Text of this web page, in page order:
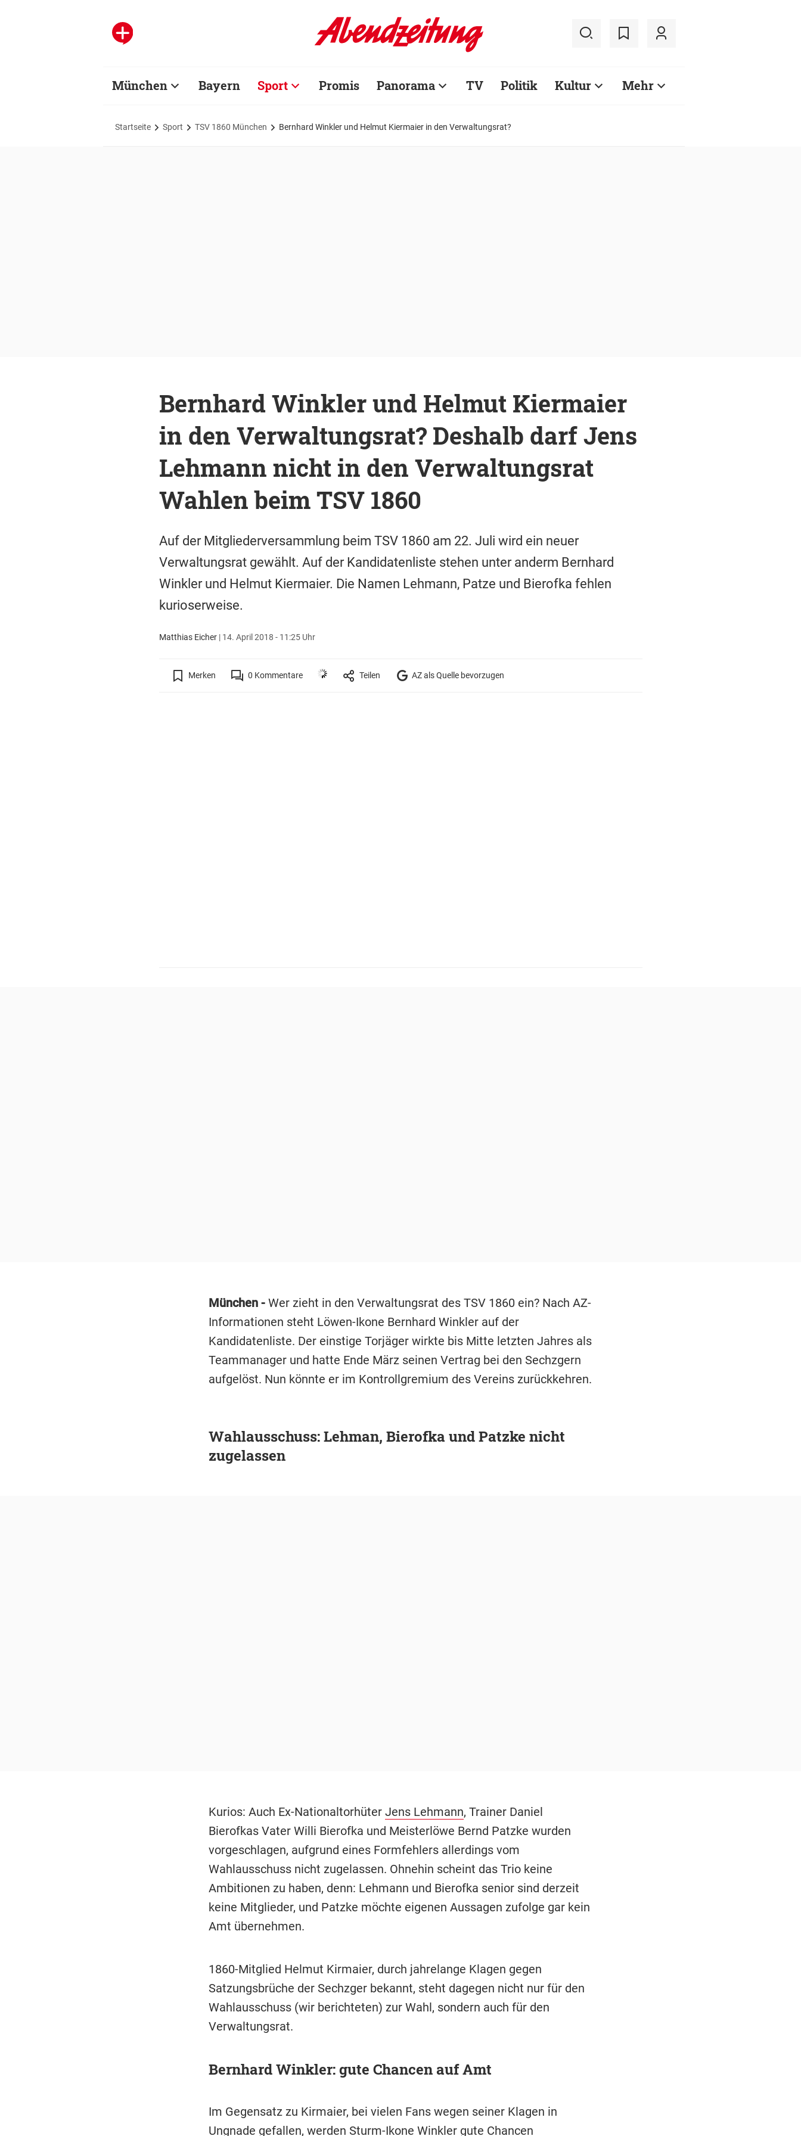
München Bayern Sport Promis Panorama TV Politik Kultur Mehr
Startseite Sport TSV 1860 München Bernhard Winkler und Helmut Kiermaier in den Verwaltungsrat?
Bernhard Winkler und Helmut Kiermaier
in den Verwaltungsrat? Deshalb darf Jens
Lehmann nicht in den Verwaltungsrat
Wahlen beim TSV 1860
Auf der Mitgliederversammlung beim TSV 1860 am 22. Juli wird ein neuer
Verwaltungsrat gewählt. Auf der Kandidatenliste stehen unter anderm Bernhard
Winkler und Helmut Kiermaier. Die Namen Lehmann, Patze und Bierofka fehlen
kurioserweise.
Matthias Eicher| 14. April 2018 - 11:25 Uhr
Merken 0 Kommentare Teilen AZ als Quelle bevorzugen
München - Wer zieht in den Verwaltungsrat des TSV 1860 ein? Nach AZ-
Informationen steht Löwen-Ikone Bernhard Winkler auf der
Kandidatenliste. Der einstige Torjäger wirkte bis Mitte letzten Jahres als
Teammanager und hatte Ende März seinen Vertrag bei den Sechzgern
aufgelöst. Nun könnte er im Kontrollgremium des Vereins zurückkehren.
Wahlausschuss: Lehman, Bierofka und Patzke nicht
zugelassen
Kurios: Auch Ex-Nationaltorhüter Jens Lehmann, Trainer Daniel
Bierofkas Vater Willi Bierofka und Meisterlöwe Bernd Patzke wurden
vorgeschlagen, aufgrund eines Formfehlers allerdings vom
Wahlausschuss nicht zugelassen. Ohnehin scheint das Trio keine
Ambitionen zu haben, denn: Lehmann und Bierofka senior sind derzeit
keine Mitglieder, und Patzke möchte eigenen Aussagen zufolge gar kein
Amt übernehmen.
1860-Mitglied Helmut Kirmaier, durch jahrelange Klagen gegen
Satzungsbrüche der Sechzger bekannt, steht dagegen nicht nur für den
Wahlausschuss (wir berichteten) zur Wahl, sondern auch für den
Verwaltungsrat.
Bernhard Winkler: gute Chancen auf Amt
Im Gegensatz zu Kirmaier, bei vielen Fans wegen seiner Klagen in
Ungnade gefallen, werden Sturm-Ikone Winkler gute Chancen